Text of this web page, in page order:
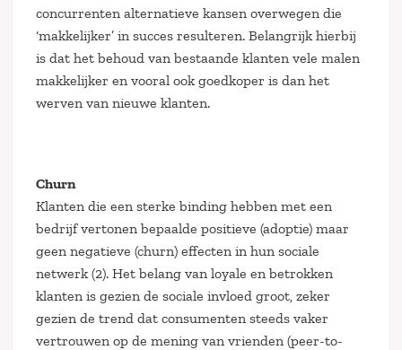
concurrenten alternatieve kansen overwegen die
‘makkelijker’ in succes resulteren. Belangrijk hierbij
is dat het behoud van bestaande klanten vele malen
makkelijker en vooral ook goedkoper is dan het
werven van nieuwe klanten.
Churn
Klanten die een sterke binding hebben met een
bedrijf vertonen bepaalde positieve (adoptie) maar
geen negatieve (churn) effecten in hun sociale
netwerk (2). Het belang van loyale en betrokken
klanten is gezien de sociale invloed groot, zeker
gezien de trend dat consumenten steeds vaker
vertrouwen op de mening van vrienden (peer-to-